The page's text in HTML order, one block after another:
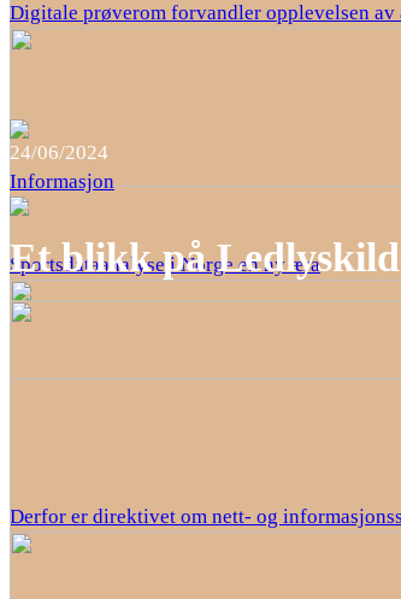
Digitale prøverom forvandler opplevelsen av
Sportsdataanalyse i Norge en ny æra
Derfor er direktivet om nett- og
24/06/2024
Informasjon
Et blikk på